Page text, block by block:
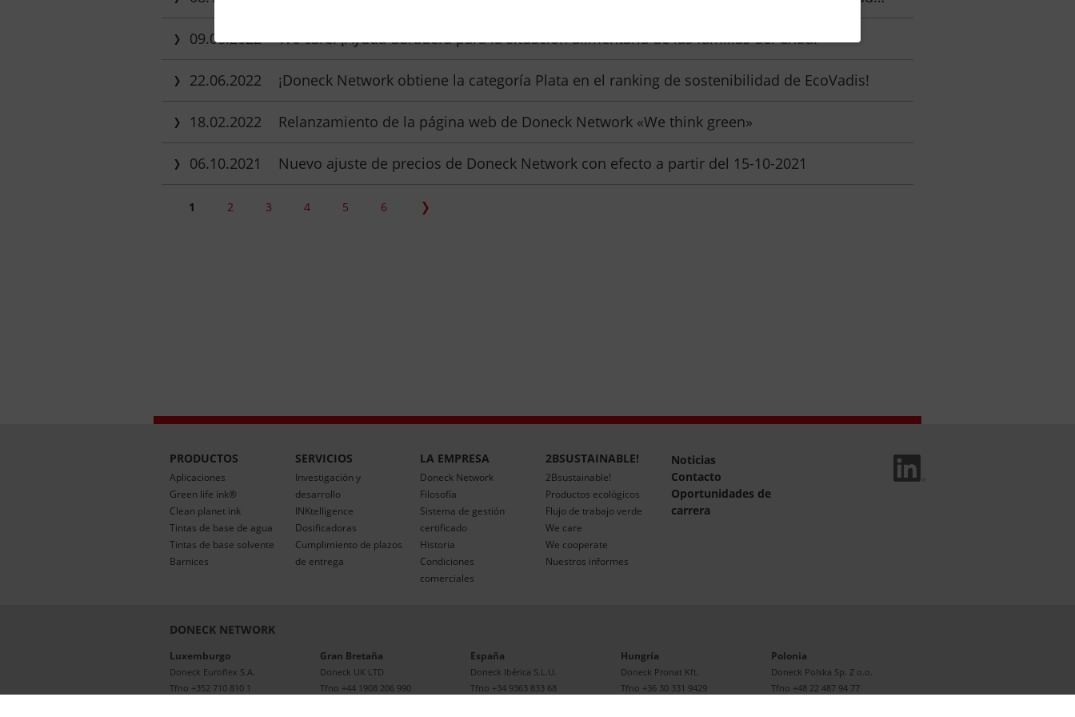
09.08.2022 We care: ¡Ayuda duradera para la situación alimentaria de las familias del Chad!
22.06.2022 ¡Doneck Network obtiene la categoría Plata en el ranking de sostenibilidad de EcoVadis!
18.02.2022 Relanzamiento de la página web de Doneck Network «We think green»
06.10.2021 Nuevo ajuste de precios de Doneck Network con efecto a partir del 15-10-2021
1 2 3 4 5 6
PRODUCTOS
Aplicaciones
Green life ink®
Clean planet ink
Tintas de base de agua
Tintas de base solvente
Barnices
SERVICIOS
Investigación y
desarrollo
INKtelligence
Dosificadoras
Cumplimiento de plazos
de entrega
LA EMPRESA
Doneck Network
Filosofía
Sistema de gestión
certificado
Historia
Condiciones
comerciales
2BSUSTAINABLE!
2Bsustainable!
Productos ecológicos
Flujo de trabajo verde
We care
We cooperate
Nuestros informes
Noticias
Contacto
Oportunidades de
carrera
DONECK NETWORK
Luxemburgo
Doneck Euroflex S.A.
Tfno +352 710 810 1
Gran Bretaña
Doneck UK LTD
Tfno +44 1908 206 990
España
Doneck Ibérica S.L.U.
Tfno +34 9363 833 68
Hungría
Doneck Pronat Kft.
Tfno +36 30 331 9429
Polonia
Doneck Polska Sp. Z o.o.
Tfno +48 22 487 94 77